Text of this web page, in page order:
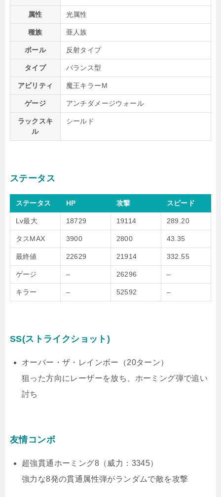
属性 光属性
種族 亜人族
ボール 反射タイプ
タイプ バランス型
アビリティ 魔王キラーM
ゲージ アンチダメージウォール
ラックスキ
ル
シールド
ステータス
ステータス HP 攻撃 スピード
Lv最大 18729 19114 289.20
タスMAX 3900 2800 43.35
最終値 22629 21914 332.55
ゲージ – 26296 –
キラー – 52592 –
SS(ストライクショット)
オーバー・ザ・レインボー（20ターン）
狙った方向にレーザーを放ち、ホーミング弾で追い
討ち
友情コンボ
超強貫通ホーミング8（威力：3345）
強力な8発の貫通属性弾がランダムで敵を攻撃